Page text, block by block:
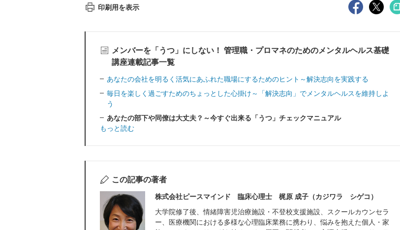
印刷用を表示
メンバーを「うつ」にしない！ 管理職・プロマネのためのメンタルヘルス基礎
講座連載記事一覧
あなたの会社を明るく活気にあふれた職場にするためのヒント～解決志向を実践する
毎日を楽しく過ごすためのちょっとした心掛け～「解決志向」でメンタルヘルスを維持しよ
う
あなたの部下や同僚は大丈夫？～今すぐ出来る「うつ」チェックマニュアル
もっと読む
この記事の著者
株式会社ピースマインド 臨床心理士 梶原 成子（カジワラ シゲコ）
大学院修了後、情緒障害児治療施設・不登校支援施設、スクールカウンセラ
ー、医療機関における多様な心理臨床業務に携わり、悩みを抱えた個人・家